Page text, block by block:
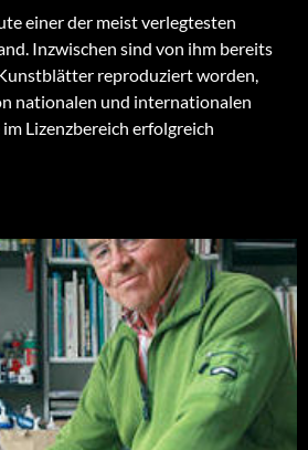
einer der meist verlegtesten
Inzwischen sind von ihm bereits
reproduziert worden,
nationalen und internationalen
Lizenzbereich erfolgreich